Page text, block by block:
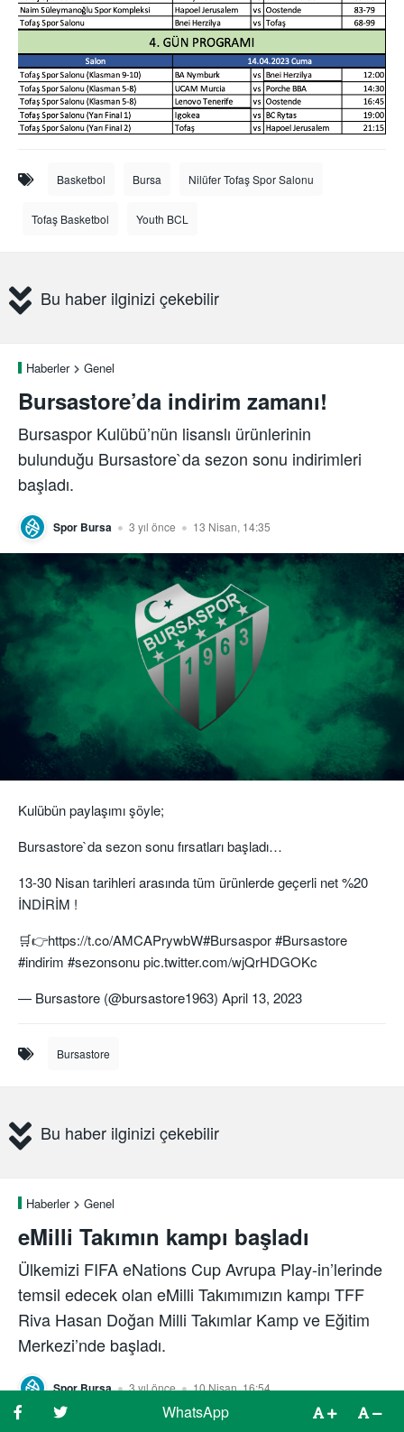
WhatsApp
WhatsApp
WhatsApp
WhatsApp
Basketbol Bursa Nilüfer Tofaş Spor Salonu
Tofaş Basketbol Youth BCL
WhatsApp
Bu haber ilginizi çekebilir
Haberler Genel
Bursastore’da indirim zamanı!
Bursaspor Kulübü’nün lisanslı ürünlerinin
bulunduğu Bursastore`da sezon sonu indirimleri
başladı.
Spor Bursa 3 yıl önce 13 Nisan, 14:35
Kulübün paylaşımı şöyle;
Bursastore`da sezon sonu fırsatları başladı…
13-30 Nisan tarihleri arasında tüm ürünlerde geçerli net %20
İNDİRİM !
🛒👉https://t.co/AMCAPrywbW#Bursaspor#Bursastore
#indirim #sezonsonupic.twitter.com/wjQrHDGOKc
— Bursastore (@bursastore1963) April 13, 2023
Bursastore
WhatsApp
Bu haber ilginizi çekebilir
Haberler Genel
eMilli Takımın kampı başladı
Ülkemizi FIFA eNations Cup Avrupa Play-in’lerinde
temsil edecek olan eMilli Takımımızın kampı TFF
Riva Hasan Doğan Milli Takımlar Kamp ve Eğitim
Merkezi’nde başladı.
Spor Bursa 3 yıl önce 10 Nisan, 16:54
WhatsApp